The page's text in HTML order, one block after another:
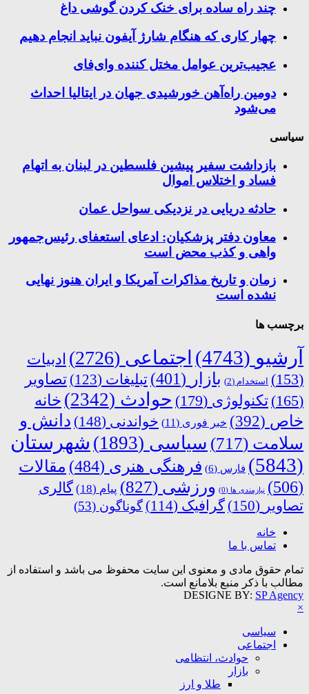
چند راه‌ ساده برای خنک کردن گوشی داغ
چهار کاری که هنگام شارژ آیفون نباید انجام دهیم
عجیب‌ترین عوامل مختل کننده وای‌فای
دومین راه‌آهن خورشیدی جهان در ایتالیا احداث
می‌شود
سیاسی
بازداشت سفیر پیشین فلسطین در لبنان به اتهام
فساد و اختلاس اموال
حادثه دریایی در نزدیکی سواحل عمان
معاون دفتر پزشکیان: ادعای استعفای رئیس‌جمهور
واهی و کذب محض است
زمان و تاریخ مذاکرات آمریکا و ایران هنوز نهایی
نشده است
برچسب ها
آرشیو (4743) اجتماعی (2726)
ادبیات
(153)
استخدام (2) بازار (401) تبلیغات (123)
تصاویر
(165)
تکنولوژی (179) حوادث (2342)
خانه
خاص (392) خبر فوری (11) خواندنی (148)
دانش و
سلامت (717) سیاسی (1893)
شهرستان
(5843)
فارس (6) فرهنگی هنری (484)
مقالات
(506)
نیازمندی ها (0) ورزشی (827) پیام (18)
گالری
تصاویر (150) گرافیک (114) گوناگون (53)
خانه
تماس با ما
تمام حقوق مادی و معنوی این سایت محفوظ می باشد و استفاده از
مطالب با ذکر منبع بلامانع است.
DESIGNE BY: SP Agency
×
سیاسی
اجتماعی
حوادث، انتظامی
بازار
طلا و ارز